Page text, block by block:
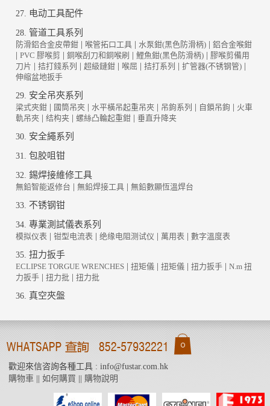
27. 电动工具配件
28.管道工具系列
防滑鋁合金皮帶鉗 喉管拓口工具 水泵鉗(黑色防滑柄) |鋁合金喉鉗
|PVC 膠喉剪 |銅喉刮刀和銅喉刷 |鯉魚鉗(黑色防滑柄) |膠喉剪備用
刀片 |拮打錢系列 |超級鏈鉗 喉屈 |拮打系列 |扩管器(不锈钢管)
伸缩盆地扳手
29. 安全吊夾系列
梁式夾鉗 國筒吊夾 水平橫吊起重吊夾 吊鉤系列 自鎖吊鉤
火車
軌吊夾 |结构夹 螺絲凸輪起重鉗 |垂直升降夹
30. 安全繩系列
31.包胶咀钳
32. 錫焊接維修工具
無鉛智能返修台 |無鉛焊接工具 |無鉛數顯恆溫焊台
33. 不锈钢钳
34.專業測試儀表系列
模拟仪表 |钳型电流表 |绝缘电阻测试仪 萬用表 |數字溫度表
35.扭力扳手
ECLIPSE TORGUE WRENCHES |扭矩儀 |扭矩儀 |扭力扳手 |N.m 扭
力扳手 |扭力批 |扭力批
36.真空夾盤
歡迎來信咨詢各種工具 : info@fustar.com.hk
購物車|| 如何購買 購物說明